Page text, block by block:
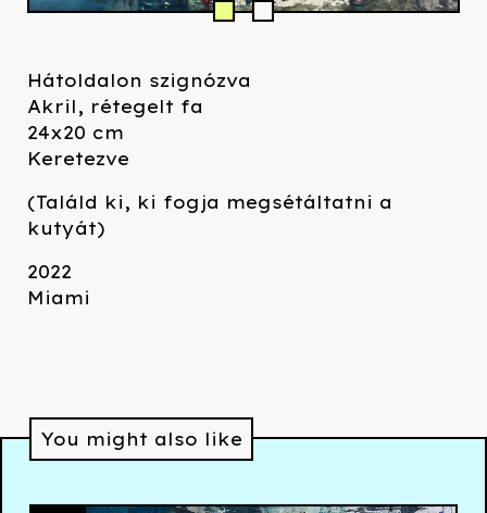
Hátoldalon szignózva
Akril, rétegelt fa
24x20 cm
Keretezve
(Találd ki, ki fogja megsétáltatni a
kutyát)
2022
Miami
You might also like